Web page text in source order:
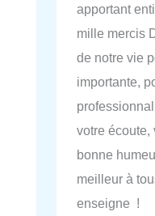
apportant
mille mercis
de notre vie
importante,
votre écoute,
bonne
meilleur à
enseigne !